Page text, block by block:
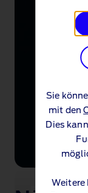
Sie
mit den
Dies
Weitere